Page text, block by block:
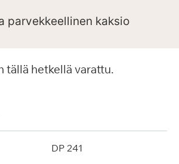
parvekkeellinen kaksio
tällä hetkellä varattu.
DP 241